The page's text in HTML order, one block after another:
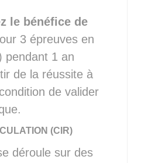
le bénéfice de
3 épreuves en
pendant 1 an
de la réussite à
de valider
(CIR)
déroule sur des